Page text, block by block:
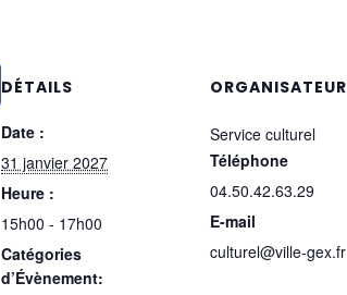
DÉTAILS
Date :
31 janvier 2027
Heure :
15h00 - 17h00
Catégories
d’Évènement:
ORGANISATEUR
Service culturel
Téléphone
04.50.42.63.29
E-mail
culturel@ville-gex.fr